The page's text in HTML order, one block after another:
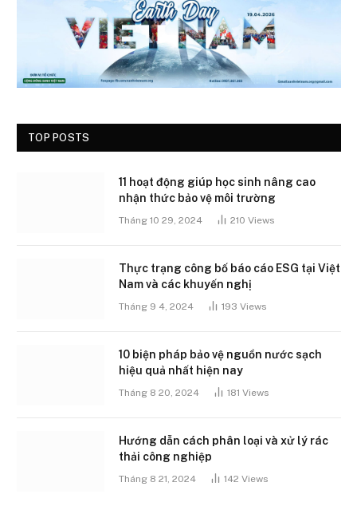
TOP POSTS
11 hoạt động giúp học sinh nâng cao
nhận thức bảo vệ môi trường
Tháng 10 29, 2024 210 Views
Thực trạng công bố báo cáo ESG tại Việt
Nam và các khuyến nghị
Tháng 9 4, 2024 193 Views
10 biện pháp bảo vệ nguồn nước sạch
hiệu quả nhất hiện nay
Tháng 8 20, 2024 181 Views
Hướng dẫn cách phân loại và xử lý rác
thải công nghiệp
Tháng 8 21, 2024 142 Views